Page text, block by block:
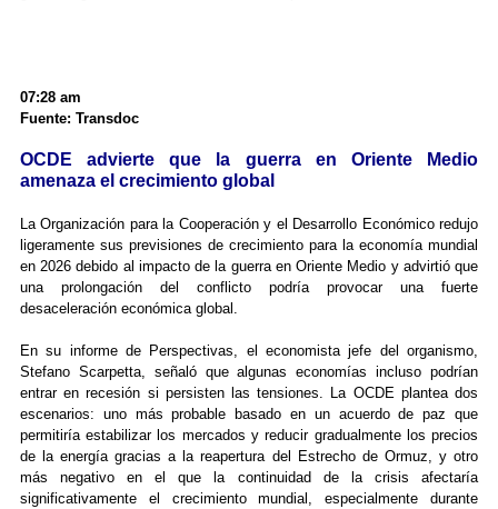
07:28 am
Fuente: Transdoc
OCDE advierte que la guerra en Oriente Medio
amenaza el crecimiento global
La Organización para la Cooperación y el Desarrollo Económico redujo
ligeramente sus previsiones de crecimiento para la economía mundial
en 2026 debido al impacto de la guerra en Oriente Medio y advirtió que
una prolongación del conflicto podría provocar una fuerte
desaceleración económica global.
En su informe de Perspectivas, el economista jefe del organismo,
Stefano Scarpetta, señaló que algunas economías incluso podrían
entrar en recesión si persisten las tensiones. La OCDE plantea dos
escenarios: uno más probable basado en un acuerdo de paz que
permitiría estabilizar los mercados y reducir gradualmente los precios
de la energía gracias a la reapertura del Estrecho de Ormuz, y otro
más negativo en el que la continuidad de la crisis afectaría
significativamente el crecimiento mundial, especialmente durante